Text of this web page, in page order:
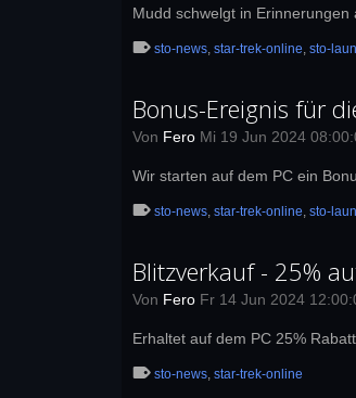
Mudd schwelgt in
sto-news, star-trek-online, sto-
Bonus-Ereignis für
Von Fero Mi 19 Jun 2024
Wir starten auf dem PC ein
sto-news, star-trek-online, sto-
Blitzverkauf - 25%
Von Fero Fr 14 Jun 2024
Erhaltet auf dem PC 25%
sto-news, star-trek-online